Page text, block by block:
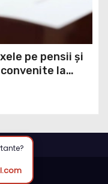
pe pensii și
la